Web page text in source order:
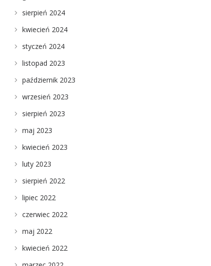
sierpień 2024
kwiecień 2024
styczeń 2024
listopad 2023
październik 2023
wrzesień 2023
sierpień 2023
maj 2023
kwiecień 2023
luty 2023
sierpień 2022
lipiec 2022
czerwiec 2022
maj 2022
kwiecień 2022